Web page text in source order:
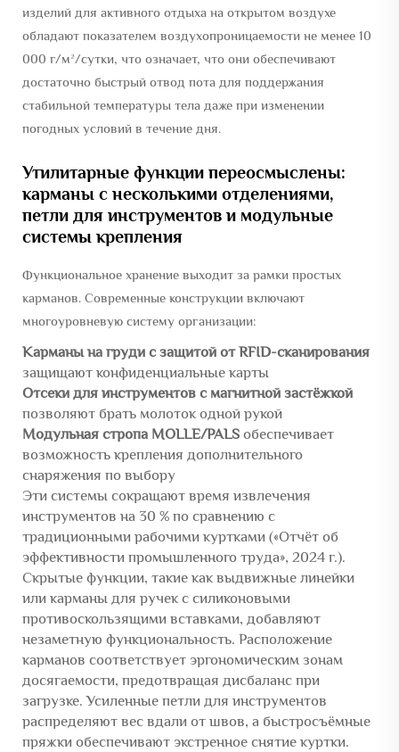
изделий для активного отдыха на открытом воздухе
обладают показателем воздухопроницаемости не менее 10
000 г/м²/сутки, что означает, что они обеспечивают
достаточно быстрый отвод пота для поддержания
стабильной температуры тела даже при изменении
погодных условий в течение дня.
Утилитарные функции переосмыслены:
карманы с несколькими отделениями,
петли для инструментов и модульные
системы крепления
Функциональное хранение выходит за рамки простых
карманов. Современные конструкции включают
многоуровневую систему организации:
Карманы на груди с защитой от RFID-сканирования
защищают конфиденциальные карты
Отсеки для инструментов с магнитной застёжкой
позволяют брать молоток одной рукой
Модульная стропа MOLLE/PALS обеспечивает
возможность крепления дополнительного
снаряжения по выбору
Эти системы сокращают время извлечения
инструментов на 30 % по сравнению с
традиционными рабочими куртками («Отчёт об
эффективности промышленного труда», 2024 г.).
Скрытые функции, такие как выдвижные линейки
или карманы для ручек с силиконовыми
противоскользящими вставками, добавляют
незаметную функциональность. Расположение
карманов соответствует эргономическим зонам
досягаемости, предотвращая дисбаланс при
загрузке. Усиленные петли для инструментов
распределяют вес вдали от швов, а быстросъёмные
пряжки обеспечивают экстренное снятие куртки.